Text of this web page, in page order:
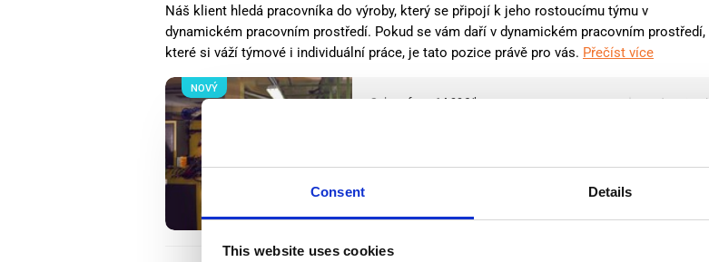
Consent Details
This website uses cookies
Náš klient hledá pracovníka do výroby, který se připojí k jeho rostoucímu týmu v
dynamickém pracovním prostředí. Pokud se vám daří v dynamickém pracovním prostředí,
které si váží týmové i individuální práce, je tato pozice právě pro vás. Přečíst více
Salary: from 14,99€/h star_border (0 reviews)
Westerhaar, Nabídky práce v Holandsku
NOVÝ